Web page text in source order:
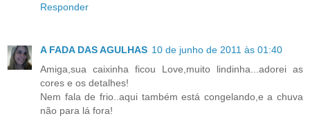
Responder
A FADA DAS AGULHAS 10 de junho de 2011 às 01:40
Amiga,sua caixinha ficou Love,muito lindinha...adorei as
cores e os detalhes!
Nem fala de frio..aqui também está congelando,e a chuva
não para lá fora!